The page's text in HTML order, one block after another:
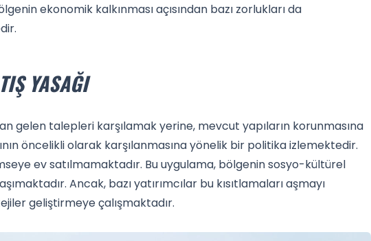
ekonomik kalkınması açısından bazı zorlukları da
YASAĞI
gelen talepleri karşılamak yerine, mevcut yapıların korunmasına
öncelikli olarak karşılanmasına yönelik bir politika izlemektedir.
ev satılmamaktadır. Bu uygulama, bölgenin sosyo-kültürel
Ancak, bazı yatırımcılar bu kısıtlamaları aşmayı
geliştirmeye çalışmaktadır.